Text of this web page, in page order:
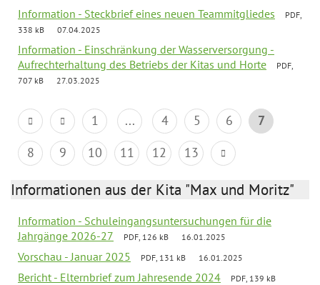
Information - Steckbrief eines neuen Teammitgliedes
PDF,
338 kB
07.04.2025
Information - Einschränkung der Wasserversorgung -
Aufrechterhaltung des Betriebs der Kitas und Horte
PDF,
707 kB
27.03.2025
1 ... 4 5 6
7
8
9 10 11 12 13
Informationen aus der Kita "Max und Moritz"
Information - Schuleingangsuntersuchungen für die
Jahrgänge 2026-27
PDF, 126 kB 16.01.2025
Vorschau - Januar 2025 PDF, 131 kB 16.01.2025
Bericht - Elternbrief zum Jahresende 2024
PDF, 139 kB